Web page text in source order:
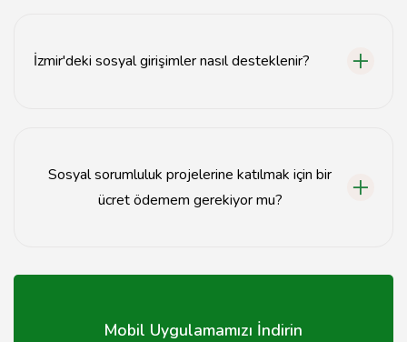
İzmir'deki sosyal girişimler nasıl desteklenir?
Sosyal sorumluluk projelerine katılmak için bir
ücret ödemem gerekiyor mu?
projeler belirli bir bağış veya katılım ücreti talep
Mobil Uygulamamızı İndirin